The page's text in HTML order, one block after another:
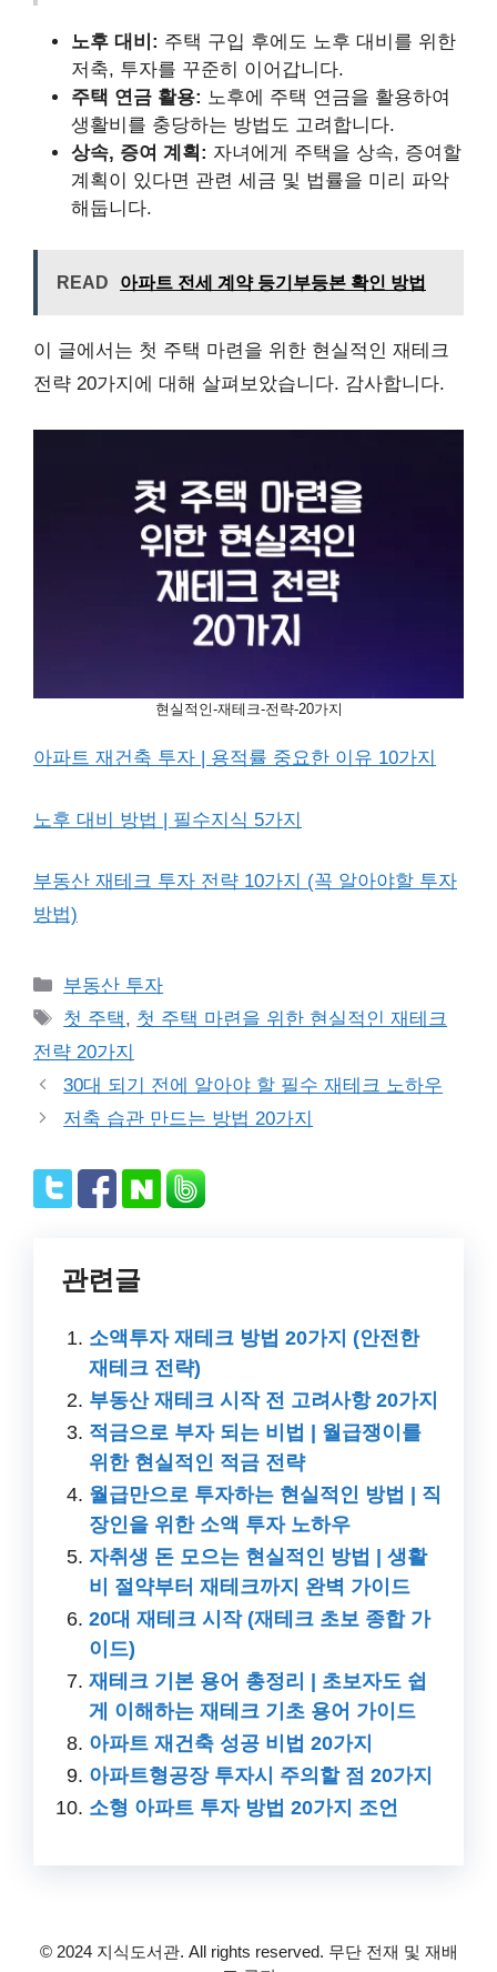
노후 대비: 주택 구입 후에도 노후 대비를 위한
저축, 투자를 꾸준히 이어갑니다.
주택 연금 활용: 노후에 주택 연금을 활용하여
생활비를 충당하는 방법도 고려합니다.
상속, 증여 계획: 자녀에게 주택을 상속, 증여할
계획이 있다면 관련 세금 및 법률을 미리 파악
해둡니다.
READ 아파트 전세 계약 등기부등본 확인 방법
이 글에서는 첫 주택 마련을 위한 현실적인 재테크
전략 20가지에 대해 살펴보았습니다. 감사합니다.
현실적인-재테크-전략-20가지
아파트 재건축 투자 | 용적률 중요한 이유 10가지
노후 대비 방법 | 필수지식 5가지
부동산 재테크 투자 전략 10가지 (꼭 알아야할 투자
방법)
Categories
부동산 투자
Tags
첫 주택, 첫 주택 마련을 위한 현실적인 재테크
전략 20가지
30대 되기 전에 알아야 할 필수 재테크 노하우
저축 습관 만드는 방법 20가지
관련글
소액투자 재테크 방법 20가지 (안전한
재테크 전략)
부동산 재테크 시작 전 고려사항 20가지
적금으로 부자 되는 비법 | 월급쟁이를
위한 현실적인 적금 전략
월급만으로 투자하는 현실적인 방법 | 직
장인을 위한 소액 투자 노하우
자취생 돈 모으는 현실적인 방법 | 생활
비 절약부터 재테크까지 완벽 가이드
20대 재테크 시작 (재테크 초보 종합 가
이드)
재테크 기본 용어 총정리 | 초보자도 쉽
게 이해하는 재테크 기초 용어 가이드
아파트 재건축 성공 비법 20가지
아파트형공장 투자시 주의할 점 20가지
소형 아파트 투자 방법 20가지 조언
© 2024 지식도서관. All rights reserved. 무단 전재 및 재배